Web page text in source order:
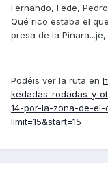
Fernando, Fede,
Qué rico estaba el
presa de la Pinara...je,
Podéis ver la ruta en
kedadas-rodadas-y-
14-por-la-zona-de-
limit=15&start=15